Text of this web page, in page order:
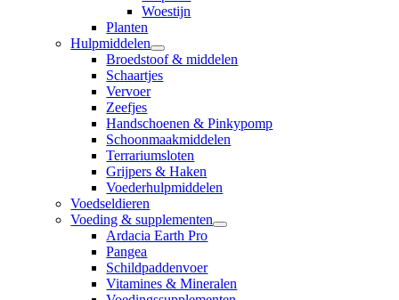
Woestijn
Planten
Hulpmiddelen
Broedstoof & middelen
Schaartjes
Vervoer
Zeefjes
Handschoenen & Pinkypomp
Schoonmaakmiddelen
Terrariumsloten
Grijpers & Haken
Voederhulpmiddelen
Voedseldieren
Voeding & supplementen
Ardacia Earth Pro
Pangea
Schildpaddenvoer
Vitamines & Mineralen